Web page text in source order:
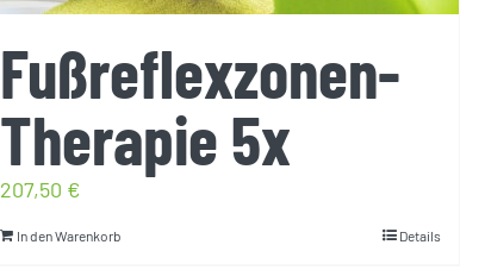
Fußreflexzonen-
Therapie 5x
207,50 €
In den Warenkorb Details